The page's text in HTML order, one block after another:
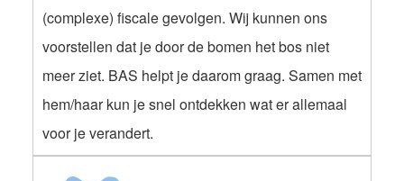
(complexe) fiscale gevolgen. Wij kunnen ons
voorstellen dat je door de bomen het bos niet
meer ziet. BAS helpt je daarom graag. Samen met
hem/haar kun je snel ontdekken wat er allemaal
voor je verandert.